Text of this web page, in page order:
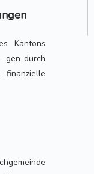
Kantons
gen durch
finanzielle